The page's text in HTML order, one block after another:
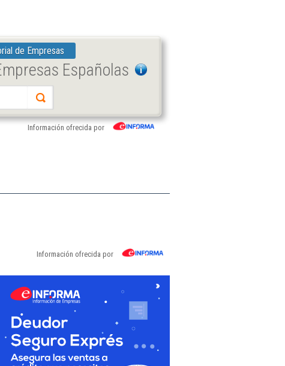
de Empresas
Españolas
Información ofrecida por
Información ofrecida por